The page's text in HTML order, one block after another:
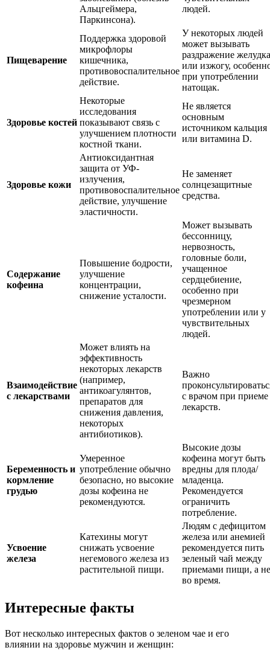
Альцгеймера,
Паркинсона).
людей.
Пищеварение
Поддержка здоровой
микрофлоры
кишечника,
противовоспалительное
действие.
У некоторых людей
может вызывать
раздражение желудка
или изжогу,
при употреблении
натощак.
Здоровье костей
Некоторые
исследования
показывают связь с
улучшением плотности
костной ткани.
Не является
основным
источником кальция
или витамина D.
Здоровье кожи
Антиоксидантная
защита от УФ-
излучения,
противовоспалительное
действие, улучшение
эластичности.
Не заменяет
солнцезащитные
средства.
Содержание
кофеина
Повышение бодрости,
улучшение
концентрации,
снижение усталости.
Может вызывать
бессонницу,
нервозность,
головные боли,
учащенное
сердцебиение,
особенно при
чрезмерном
употреблении или у
чувствительных
людей.
Взаимодействие
с лекарствами
Может влиять на
эффективность
некоторых лекарств
(например,
антикоагулянтов,
препаратов для
снижения давления,
некоторых
антибиотиков).
Важно
с врачом при приеме
лекарств.
Беременность и
кормление
грудью
Умеренное
употребление обычно
безопасно, но высокие
дозы кофеина не
рекомендуются.
Высокие дозы
кофеина могут быть
вредны для плода/
младенца.
Рекомендуется
ограничить
потребление.
Усвоение
железа
Катехины могут
снижать усвоение
негемового железа из
растительной пищи.
Людям с дефицитом
железа или анемией
рекомендуется пить
зеленый чай между
приемами пищи, а не
во время.
Интересные факты
Вот несколько интересных фактов о зеленом чае и его
влиянии на здоровье мужчин и женщин: